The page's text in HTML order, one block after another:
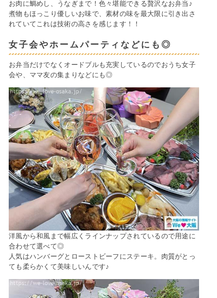
お肉に鯛めし、うなぎまで！色々堪能できる贅沢なお弁当♪
煮物もほっこり優しいお味で、素材の味を最大限に引き出さ
れていてこれは技術の高さを感じます！！
女子会やホームパーティなどにも◎
お弁当だけでなくオードブルも充実しているのでおうち女子
会や、ママ友の集まりなどにも◎
洋風から和風まで幅広くラインナップされているので用途に
合わせて選べて◎
人気はハンバーグとローストビーフにステーキ。肉質がとっ
ても柔らかくて美味しいんです♪